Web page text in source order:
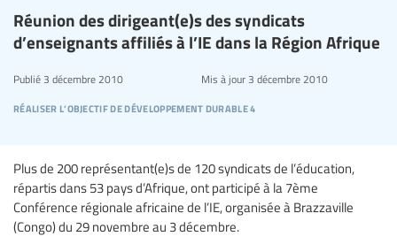
Réunion des dirigeant(e)s des syndicats
d’enseignants affiliés à l’IE dans la Région Afrique
réaliser l’objectif de développement durable 4
Publié 3 décembre 2010 Mis à jour3 décembre 2010
Plus de 200 représentant(e)s de 120 syndicats de l’éducation,
répartis dans 53 pays d’Afrique, ont participé à la 7ème
Conférence régionale africaine de l’IE, organisée à Brazzaville
(Congo) du 29 novembre au 3 décembre.